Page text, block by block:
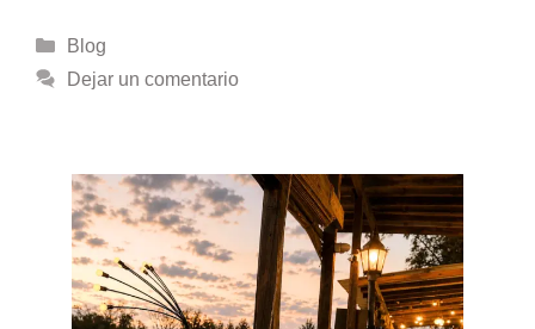
Categorías
Blog
Dejar un comentario